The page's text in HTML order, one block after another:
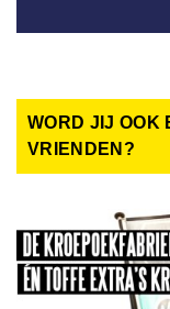
WORD JIJ OOK
VRIENDEN?